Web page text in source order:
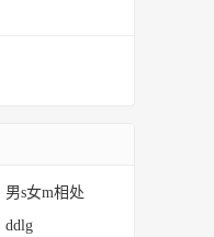
男s女m相处
ddlg